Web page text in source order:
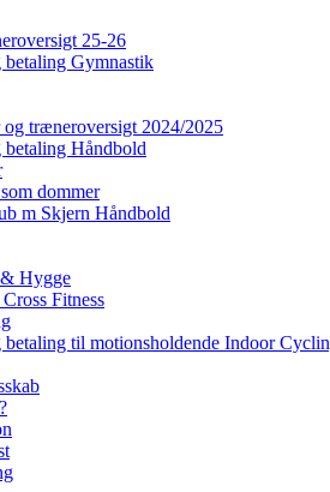
25-26
Gymnastik
træneroversigt 2024/2025
Håndbold
dommer
m Skjern Håndbold
Hygge
Fitness
til motionsholdende Indoor